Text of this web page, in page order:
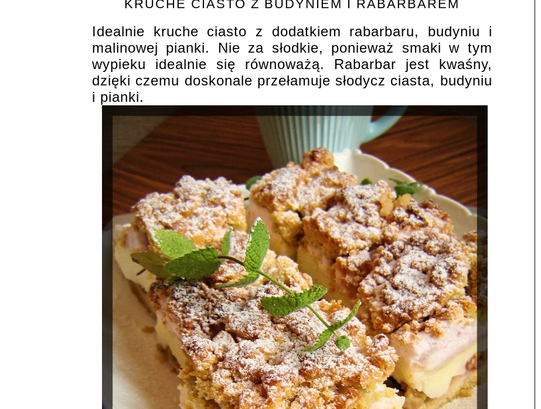
KRUCHE CIASTO Z BUDYNIEM I RABARBAREM
Idealnie kruche ciasto z dodatkiem rabarbaru, budyniu i
malinowej pianki. Nie za słodkie, ponieważ smaki w tym
wypieku idealnie się równoważą. Rabarbar jest kwaśny,
dzięki czemu doskonale przełamuje słodycz ciasta, budyniu
i pianki.